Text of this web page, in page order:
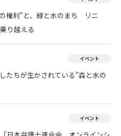
権利”と、緑と水のまち リニ
り越える
イベント
たちが生かされている”森と水の
イベント